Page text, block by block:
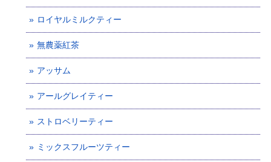
ロイヤルミルクティー
無農薬紅茶
アッサム
アールグレイティー
ストロベリーティー
ミックスフルーツティー